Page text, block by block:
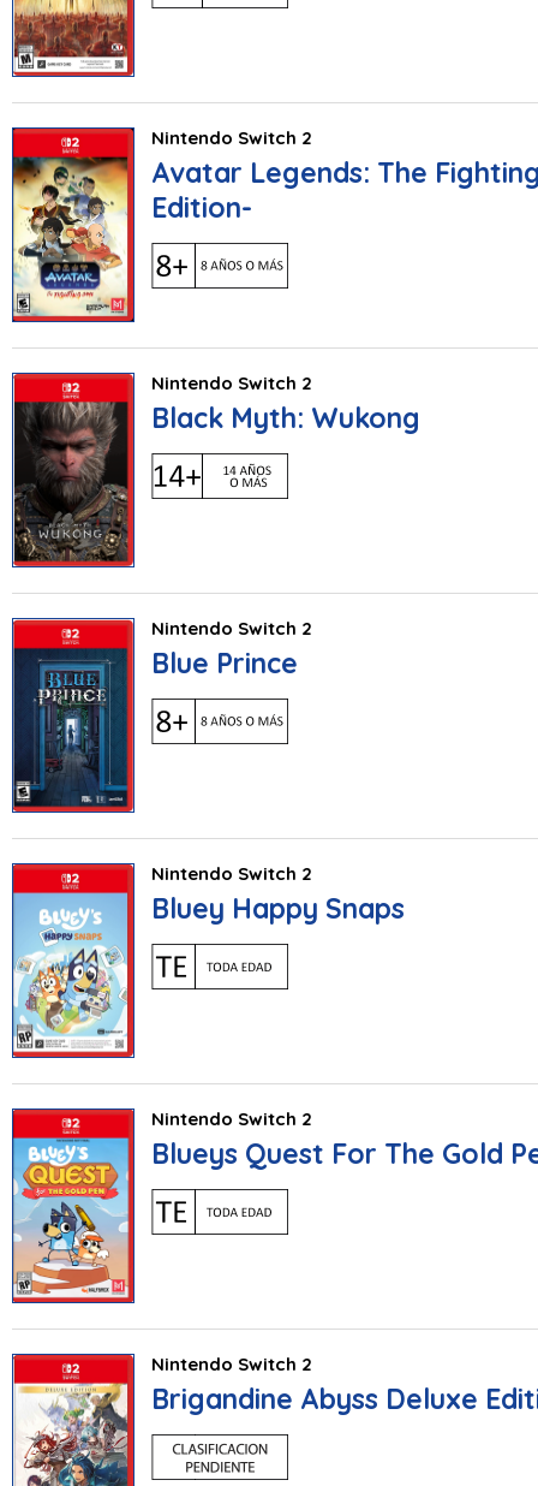
Nintendo Switch 2
Avatar Legends: The
Edition-
Nintendo Switch 2
Black Myth: Wukong
Nintendo Switch 2
Blue Prince
Nintendo Switch 2
Bluey Happy Snaps
Nintendo Switch 2
Blueys Quest For The Gold
Nintendo Switch 2
Brigandine Abyss Deluxe